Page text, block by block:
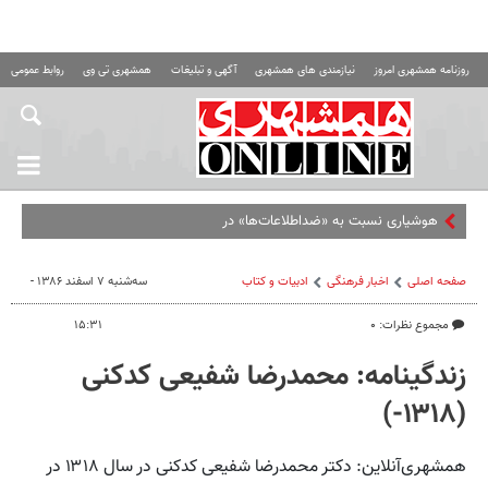
روزنامه همشهری امروز نیازمندی های همشهری آگهی و تبلیغات همشهری تی وی روابط عمومی
هوشیاری نسبت به «ضداطلاعات‌ها» در روزهای جنگی
صفحه اصلی اخبار فرهنگی ادبیات و کتاب
مجموع نظرات: ۰
سه‌شنبه ۷ اسفند ۱۳۸۶ -
۱۵:۳۱
زندگینامه: محمدرضا شفیعی کدکنی
(۱۳۱۸-)
همشهری‌آنلاین: دکتر محمدرضا شفیعی کدکنی در سال ۱۳۱۸ در